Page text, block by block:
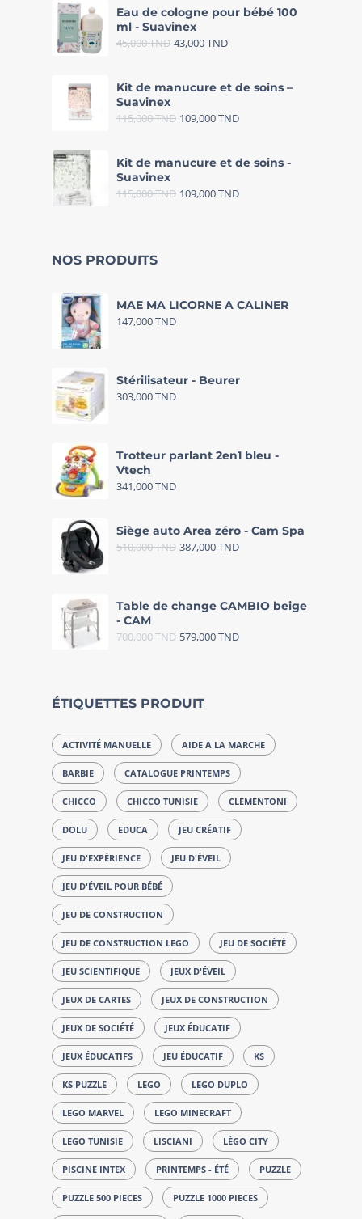
Eau de cologne pour bébé 100
ml - Suavinex
45,000TND 43,000TND
Kit de manucure et de soins –
Suavinex
115,000TND 109,000TND
Kit de manucure et de soins -
Suavinex
115,000TND 109,000TND
NOS PRODUITS
MAE MA LICORNE A CALINER
147,000TND
Stérilisateur - Beurer
303,000TND
Trotteur parlant 2en1 bleu -
Vtech
341,000TND
Siège auto Area zéro - Cam Spa
510,000TND 387,000TND
Table de change CAMBIO beige
- CAM
700,000TND 579,000TND
ÉTIQUETTES PRODUIT
ACTIVITÉ MANUELLE AIDE A LA MARCHE
BARBIE CATALOGUE PRINTEMPS
CHICCO CHICCO TUNISIE CLEMENTONI
DOLU EDUCA JEU CRÉATIF
JEU D'EXPÉRIENCE JEU D'ÉVEIL
JEU D'ÉVEIL POUR BÉBÉ
JEU DE CONSTRUCTION
JEU DE CONSTRUCTION LEGO JEU DE SOCIÉTÉ
JEU SCIENTIFIQUE JEUX D'ÉVEIL
JEUX DE CARTES JEUX DE CONSTRUCTION
JEUX DE SOCIÉTÉ JEUX ÉDUCATIF
JEUX ÉDUCATIFS JEU ÉDUCATIF KS
KS PUZZLE LEGO LEGO DUPLO
LEGO MARVEL LEGO MINECRAFT
LEGO TUNISIE LISCIANI LÉGO CITY
PISCINE INTEX PRINTEMPS - ÉTÉ PUZZLE
PUZZLE 500 PIECES PUZZLE 1000 PIECES